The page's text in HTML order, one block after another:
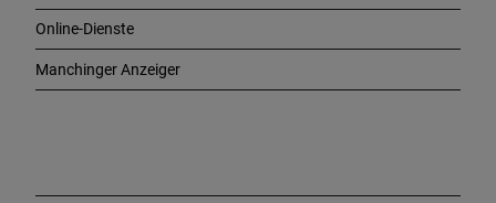
Online-Dienste
Manchinger Anzeiger